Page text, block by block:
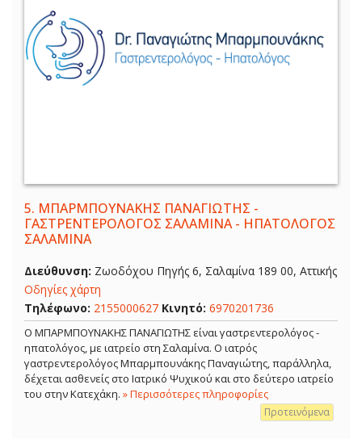
5. ΜΠΑΡΜΠΟΥΝΑΚΗΣ ΠΑΝΑΓΙΩΤΗΣ -
ΓΑΣΤΡΕΝΤΕΡΟΛΟΓΟΣ ΣΑΛΑΜΙΝΑ - ΗΠΑΤΟΛΟΓΟΣ
ΣΑΛΑΜΙΝΑ
Διεύθυνση: Ζωοδόχου Πηγής 6, Σαλαμίνα 189 00, Αττικής
Οδηγίες χάρτη
Τηλέφωνο: 2155000627 Κινητό: 6970201736
Ο ΜΠΑΡΜΠΟΥΝΑΚΗΣ ΠΑΝΑΓΙΩΤΗΣ είναι γαστρεντερολόγος -
ηπατολόγος, με ιατρείο στη Σαλαμίνα. Ο ιατρός
γαστρεντερολόγος Μπαρμπουνάκης Παναγιώτης, παράλληλα,
δέχεται ασθενείς στο Ιατρικό Ψυχικού και στο δεύτερο ιατρείο
του στην Κατεχάκη. » Περισσότερες πληροφορίες
Προτεινόμενα